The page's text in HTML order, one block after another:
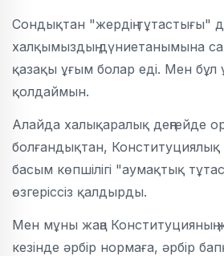
Сондықтан "жердің тұтастығы"
халқымыздың дүниетанымына
қазақы ұғым болар еді. Мен
қолдаймын.
Алайда халықаралық деңгейде
болғандықтан, Конституциялық
басым көпшілігі "аумақтық
өзгеріссіз қалдырды.
Мен мұны жаңа Конституцияның
кезінде әрбір нормаға, әрбір